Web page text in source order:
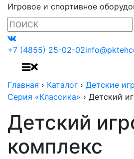
Игровое и спортивное
+7 (4855) 25-02-02
Главная › Каталог › Детские
Серия «Классика» › Детский
Детский
комплекс